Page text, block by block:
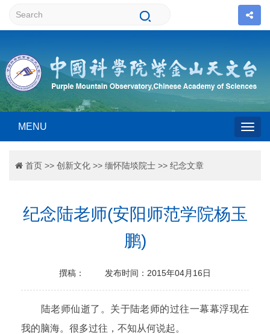
MENU
首页 >> 创新文化 >> 缅怀陆埮院士 >> 纪念文章
纪念陆老师(安阳师范学院杨玉
鹏)
撰稿： 发布时间：2015年04月16日
陆老师仙逝了。关于陆老师的过往一幕幕浮现在
我的脑海。很多过往，不知从何说起。